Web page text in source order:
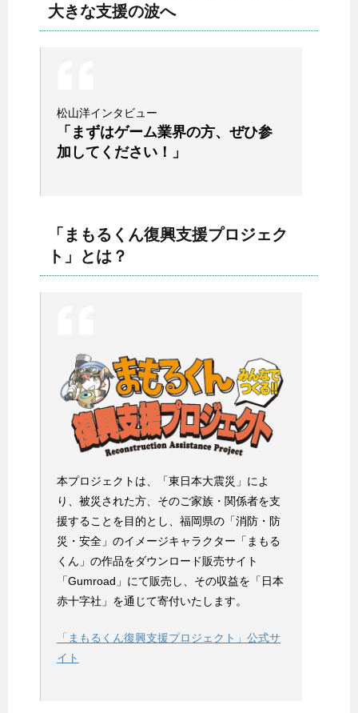
大きな支援の波へ
松山洋インタビュー
「まずはゲーム業界の方、ぜひ参
加してください！」
「まもるくん復興支援プロジェク
ト」とは？
本プロジェクトは、「東日本大震災」によ
り、被災された方、そのご家族・関係者を支
援することを目的とし、福岡県の「消防・防
災・安全」のイメージキャラクター「まもる
くん」の作品をダウンロード販売サイト
「Gumroad」にて販売し、その収益を「日本
赤十字社」を通じて寄付いたします。
「まもるくん復興支援プロジェクト」公式サ
イト